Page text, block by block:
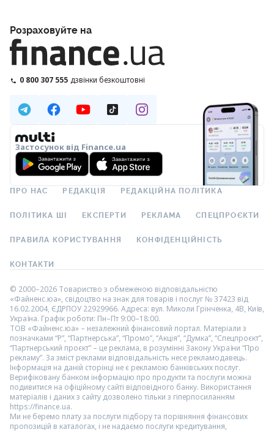
Розраховуйте на
0 800 307 555 дзвінки безкоштовні
Застосунок від Finance.ua
ПРО НАС РЕДАКЦІЯ РЕДАКЦІЙНА ПОЛІТИКА
ПОЛІТИКА ШІ ЕКСПЕРТИ РЕКЛАМА СПЕЦПРОЄКТИ
ПРАВИЛА КОРИСТУВАННЯ КОНФІДЕНЦІЙНІСТЬ
КОНТАКТИ
© 2000–2026 Товариство з обмеженою відповідальністю
«Файненс.юа», свідоцтво на знак для товарів і послуг № 37423 від
16.02.2004, ЄДРПОУ 22929966. Адреса: вул. Миколи Грінченка, 4В, Київ,
Україна. Графік роботи: Пн–Пт 9:00–18:00.
ТОВ «Файненс.юа» – незалежний фінансовий портал. Матеріали з
позначками “Р”, “Партнерська”, “Промо”, “Акція”, “Думка”, “Спецпроєкт”,
“Партнерський проєкт” – це реклама, в розумінні Закону України “Про
рекламу”. За зміст реклами відповідальність несе рекламодавець.
Інформація на даній сторінці не є рекламою банківських послуг.
Верифіковану банком інформацію про продукти та послуги можна
подивитися на офіційному сайті відповідного банку. Використання
матеріалів і даних з сайту дозволено тільки з гіперпосиланням
https://finance.ua.
Ми не беремо плату за послуги підбору та порівняння фінансових
пропозицій в каталогах, і не надаємо послуги кредитування,